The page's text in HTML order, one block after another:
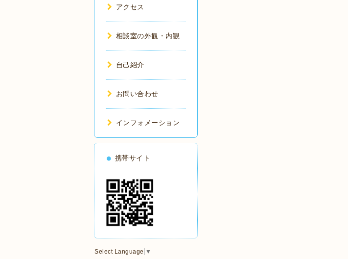
アクセス
相談室の外観・内観
自己紹介
お問い合わせ
インフォメーション
携帯サイト
Select Language ▼